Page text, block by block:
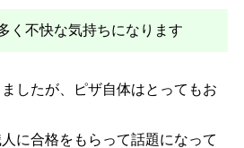
く不快な気持ちになります
したが、ピザ自体はとってもお
に合格をもらって話題になって